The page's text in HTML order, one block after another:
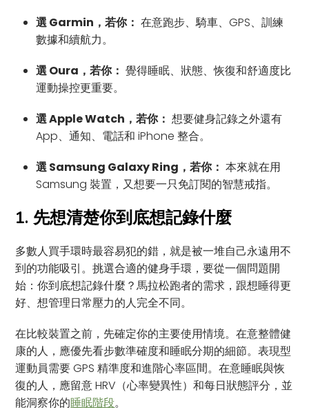
選 Garmin，若你： 在意跑步、騎車、GPS、訓練
數據和續航力。
選 Oura，若你： 覺得睡眠、狀態、恢復和舒適度比
運動操控更重要。
選 Apple Watch，若你： 想要健身記錄之外還有
App、通知、電話和 iPhone 整合。
選 Samsung Galaxy Ring，若你： 本來就在用
Samsung 裝置，又想要一只免訂閱的智慧戒指。
1. 先想清楚你到底想記錄什麼
多數人買手環時最容易犯的錯，就是被一堆自己永遠用不
到的功能吸引。挑選合適的健身手環，要從一個問題開
始：你到底想記錄什麼？馬拉松跑者的需求，跟想睡得更
好、想管理日常壓力的人完全不同。
在比較裝置之前，先確定你的主要使用情境。在意整體健
康的人，應優先看步數準確度和睡眠分期的細節。表現型
運動員需要 GPS 精準度和進階心率區間。在意睡眠與恢
復的人，應留意 HRV（心率變異性）和每日狀態評分，並
能洞察你的睡眠階段。